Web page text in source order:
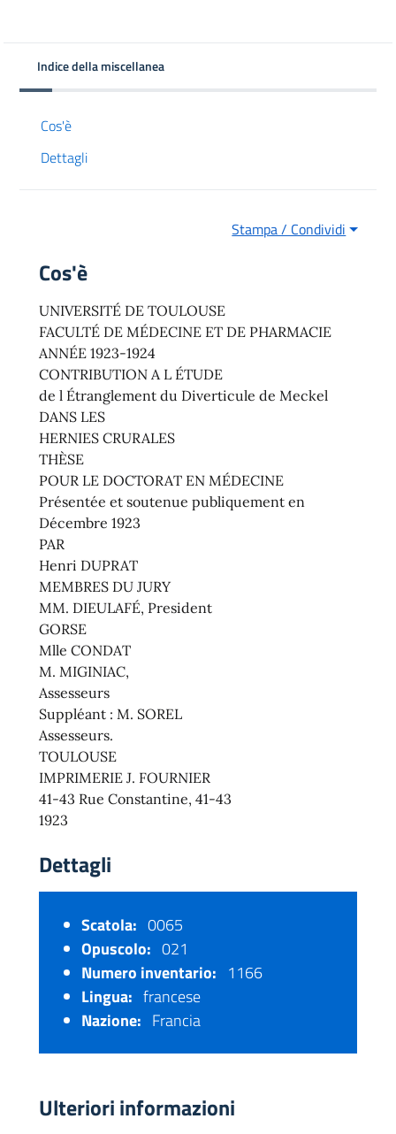
Indice della miscellanea
Cos'è
Dettagli
Stampa / Condividi
Cos'è
UNIVERSITÉ DE TOULOUSE
FACULTÉ DE MÉDECINE ET DE PHARMACIE
ANNÉE 1923-1924
CONTRIBUTION A L ÉTUDE
de l Étranglement du Diverticule de Meckel
DANS LES
HERNIES CRURALES
THÈSE
POUR LE DOCTORAT EN MÉDECINE
Présentée et soutenue publiquement en
Décembre 1923
PAR
Henri DUPRAT
MEMBRES DU JURY
MM. DIEULAFÉ, President
GORSE
Mlle CONDAT
M. MIGINIAC,
Assesseurs
Suppléant : M. SOREL
Assesseurs.
TOULOUSE
IMPRIMERIE J. FOURNIER
41-43 Rue Constantine, 41-43
1923
Dettagli
Scatola: 0065
Opuscolo: 021
Numero inventario: 1166
Lingua: francese
Nazione: Francia
Ulteriori informazioni